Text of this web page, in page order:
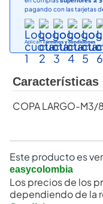
pagando con las tarjetas
AplicanTérminos y condiciones
COPA LARGO-M3/
Este producto es
easycolombia
Los precios de los
dependiendo de la